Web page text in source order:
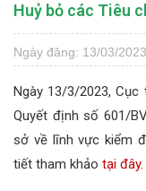
Huỷ bỏ các Tiêu
Ngày đăng: 13/03/2023
Ngày 13/3/2023,
Quyết định số 601/
sở về lĩnh vực kiểm
tiết tham khảo tại đây.